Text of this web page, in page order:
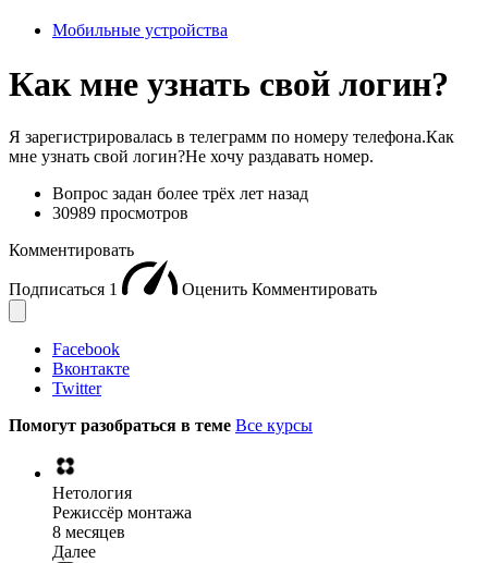
Мобильные устройства
Как мне узнать свой логин?
Я зарегистрировалась в телеграмм по номеру телефона.Как
мне узнать свой логин?Не хочу раздавать номер.
Вопрос задан более трёх лет назад
30989 просмотров
Комментировать
Подписаться 1 Оценить Комментировать
Facebook
Вконтакте
Twitter
Помогут разобраться в теме Все курсы
Нетология
Режиссёр монтажа
8 месяцев
Далее